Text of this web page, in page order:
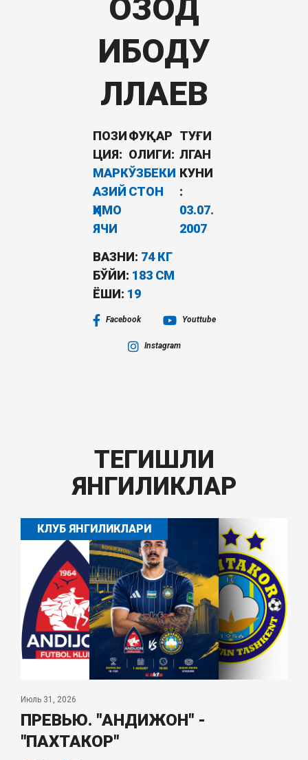
ОЗОД
ИБОДУ
ЛЛАЕВ
ПОЗИ
ЦИЯ:
МАРК
АЗИЙ
ҲИМО
ЯЧИ
ФУҚАР
ОЛИГИ:
ЎЗБЕКИ
СТОН
ТУҒИ
ЛГАН
КУНИ
:
03.07.
2007
ВАЗНИ: 74 КГ
БЎЙИ: 183 СМ
ËШИ: 19
Facebook Youttube
Instagram
ТЕГИШЛИ
ЯНГИЛИКЛАР
КЛУБ ЯНГИЛИКЛАРИ
Июль 31, 2026
ПРЕВЬЮ. "АНДИЖОН" -
"ПАХТАКОР"